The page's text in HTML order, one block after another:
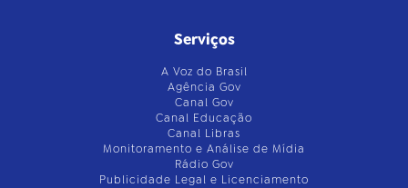
Serviços
A Voz do Brasil
Agência Gov
Canal Gov
Canal Educação
Canal Libras
Monitoramento e Análise de Mídia
Rádio Gov
Publicidade Legal e Licenciamento